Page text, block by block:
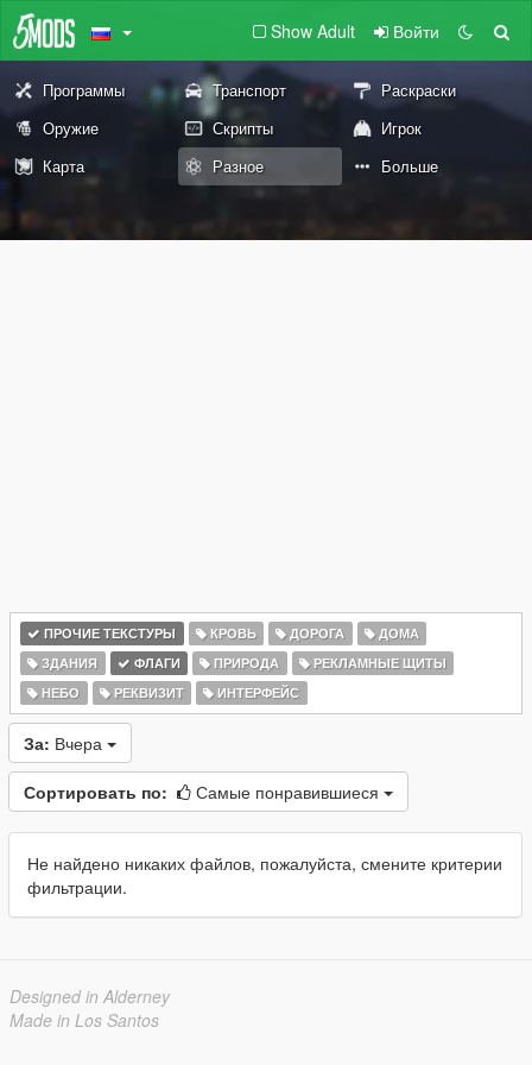
Show Adult Войти
Программы Транспорт
Раскраски
Оружие
Скрипты
Игрок
Карта
Разное Больше
ПРОЧИЕ ТЕКСТУРЫ КРОВЬ ДОРОГА
ДОМА
ЗДАНИЯ
ФЛАГИ ПРИРОДА
РЕКЛАМНЫЕ ЩИТЫ
НЕБО
РЕКВИЗИТ ИНТЕРФЕЙС
За: Вчера
Сортировать по: Самые понравившиеся
Не найдено никаких файлов, пожалуйста, смените критерии
фильтрации.
Designed in Alderney
Made in Los Santos